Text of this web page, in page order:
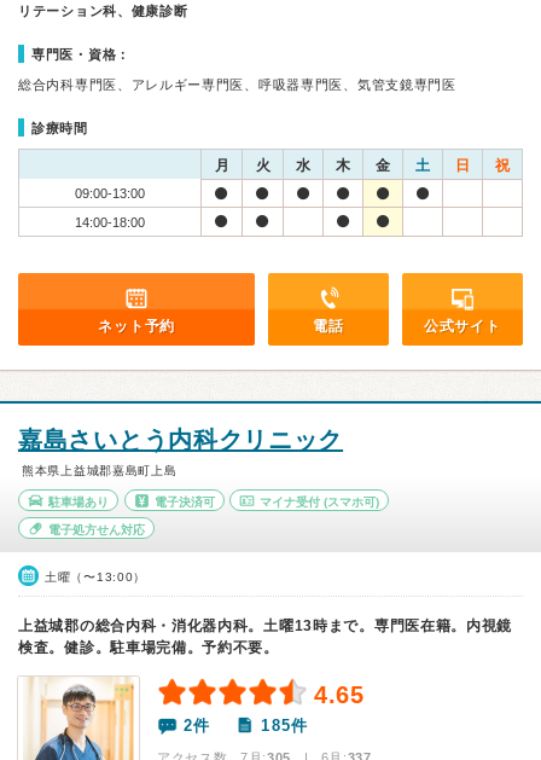
リテーション科、健康診断
専門医・資格：
総合内科専門医、アレルギー専門医、呼吸器専門医、気管支鏡専門医
診療時間
月 火 水 木 金 土 日 祝
09:00-13:00
14:00-18:00
ネット予約 電話 公式サイト
嘉島さいとう内科クリニック
熊本県上益城郡嘉島町上島
駐車場あり 電子決済可 マイナ受付 (スマホ可)
電子処方せん対応
土曜（〜13:00）
上益城郡の総合内科・消化器内科。土曜13時まで。専門医在籍。内視鏡
検査。健診。駐車場完備。予約不要。
4.65
2件 185件